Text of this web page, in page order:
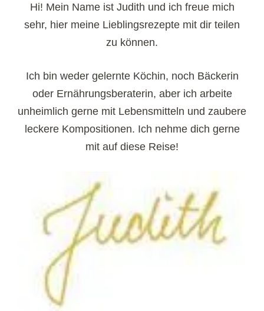
Hi! Mein Name ist Judith und ich freue mich
sehr, hier meine Lieblingsrezepte mit dir teilen
zu können.
Ich bin weder gelernte Köchin, noch Bäckerin
oder Ernährungsberaterin, aber ich arbeite
unheimlich gerne mit Lebensmitteln und zaubere
leckere Kompositionen. Ich nehme dich gerne
mit auf diese Reise!